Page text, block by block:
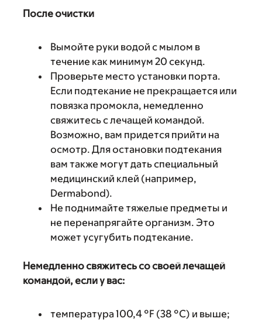
После очистки
Вымойте руки водой с мылом в
течение как минимум 20 секунд.
Проверьте место установки порта.
Если подтекание не прекращается или
повязка промокла, немедленно
свяжитесь с лечащей командой.
Возможно, вам придется прийти на
осмотр. Для остановки подтекания
вам также могут дать специальный
медицинский клей (например,
Dermabond).
Не поднимайте тяжелые предметы и
не перенапрягайте организм. Это
может усугубить подтекание.
Немедленно свяжитесь со своей лечащей
командой, если у вас:
температура 100,4 °F (38 °C) и выше;